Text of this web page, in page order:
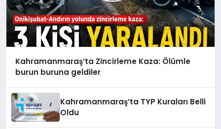
Kahramanmaraş’ta Zincirleme Kaza: Ölümle
burun buruna geldiler
Kahramanmaraş’ta TYP Kuraları Belli
Oldu